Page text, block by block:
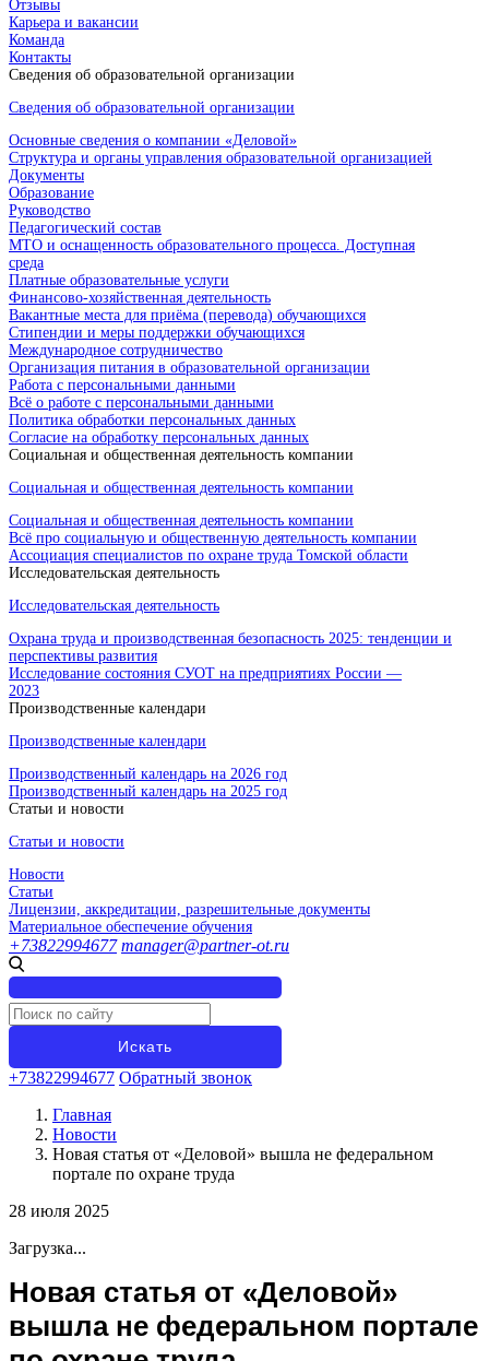
Отзывы
Карьера и вакансии
Команда
Контакты
Сведения об образовательной организации
Сведения об образовательной организации
Основные сведения о компании «Деловой»
Структура и органы управления образовательной организацией
Документы
Образование
Руководство
Педагогический состав
МТО и оснащенность образовательного процесса. Доступная
среда
Платные образовательные услуги
Финансово-хозяйственная деятельность
Вакантные места для приёма (перевода) обучающихся
Стипендии и меры поддержки обучающихся
Международное сотрудничество
Организация питания в образовательной организации
Работа с персональными данными
Всё о работе с персональными данными
Политика обработки персональных данных
Согласие на обработку персональных данных
Социальная и общественная деятельность компании
Социальная и общественная деятельность компании
Социальная и общественная деятельность компании
Всё про социальную и общественную деятельность компании
Ассоциация специалистов по охране труда Томской области
Исследовательская деятельность
Исследовательская деятельность
Охрана труда и производственная безопасность 2025: тенденции и
перспективы развития
Исследование состояния СУОТ на предприятиях России —
2023
Производственные календари
Производственные календари
Производственный календарь на 2026 год
Производственный календарь на 2025 год
Статьи и новости
Статьи и новости
Новости
Статьи
Лицензии, аккредитации, разрешительные документы
Материальное обеспечение обучения
+73822994677 manager@partner-ot.ru
+73822994677 Обратный звонок
Главная
Новости
Новая статья от «Деловой» вышла не федеральном
портале по охране труда
28 июля 2025
Загрузка...
Новая статья от «Деловой»
вышла не федеральном портале